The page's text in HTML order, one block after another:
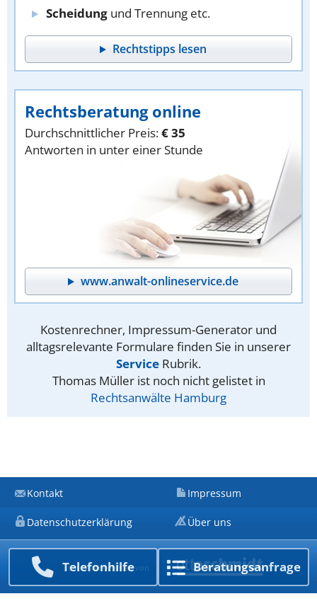
Scheidung und Trennung etc.
Rechtstipps lesen
Rechtsberatung online
Durchschnittlicher Preis:€ 35
Antworten in unter einer Stunde
www.anwalt-onlineservice.de
Kostenrechner, Impressum-Generator und
alltagsrelevante Formulare finden Sie in unserer
Service Rubrik.
Thomas Müller ist noch nicht gelistet in
Rechtsanwälte Hamburg
Telefon­hilfe Beratungs­anfrage
Kontakt Impressum
Datenschutzerklärung Über uns
Ein Unternehmen von